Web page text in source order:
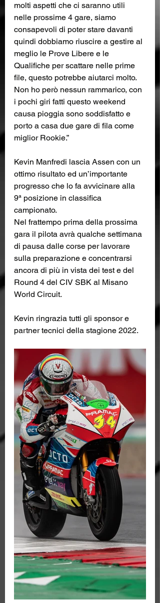
molti aspetti che ci saranno utili
nelle prossime 4 gare, siamo
consapevoli di poter stare davanti
quindi dobbiamo riuscire a gestire al
meglio le Prove Libere e le
Qualifiche per scattare nelle prime
file, questo potrebbe aiutarci molto.
Non ho però nessun rammarico, con
i pochi giri fatti questo weekend
causa pioggia sono soddisfatto e
porto a casa due gare di fila come
miglior Rookie.”
Kevin Manfredi lascia Assen con un
ottimo risultato ed un’importante
progresso che lo fa avvicinare alla
9ª posizione in classifica
campionato.
Nel frattempo prima della prossima
gara il pilota avrà qualche settimana
di pausa dalle corse per lavorare
sulla preparazione e concentrarsi
ancora di più in vista dei test e del
Round 4 del CIV SBK al Misano
World Circuit.
Kevin ringrazia tutti gli sponsor e
partner tecnici della stagione 2022.